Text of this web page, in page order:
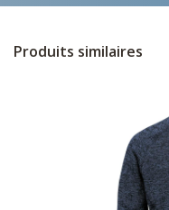
Produits similaires